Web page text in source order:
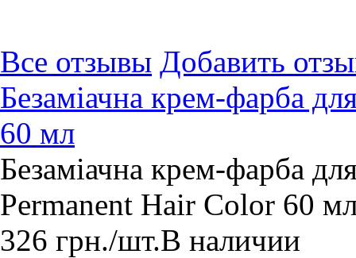
Все отзывы Добавить
Безаміачна крем-фарба
60 мл
Безаміачна крем-фарба
Permanent Hair Color 60
326 грн./шт.В наличии